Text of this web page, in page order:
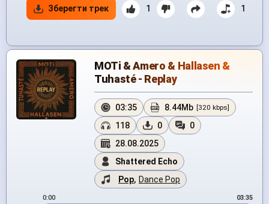
Зберегти трек 1 1
MOTi & Amero & Hallasen &
Tuhasté - Replay
03:35 8.44Mb [320 kbps]
118 0
0
28.08.2025
Shattered Echo
Pop, Dance Pop
0:00 03:35